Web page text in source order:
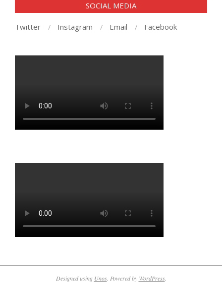
SOCIAL MEDIA
Twitter Instagram Email Facebook
Designed using Unos. Powered by WordPress.